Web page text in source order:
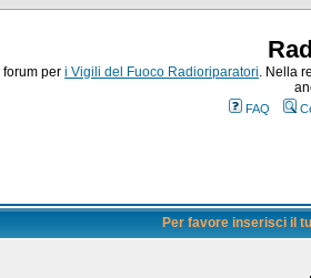
Il forum per i Vigili del Fuoco Radioriparatori. Nella
FAQ
Per favore inserisci il